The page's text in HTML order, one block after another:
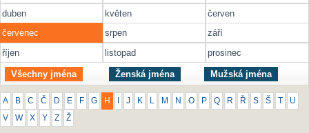
duben
květen
červen
červenec
srpen
září
říjen
listopad prosinec
Všechny jména Ženská jména Mužská jména
A B C Č D E F G H J K M N O P Q R Ř S Š U
V W X Y Z Ž